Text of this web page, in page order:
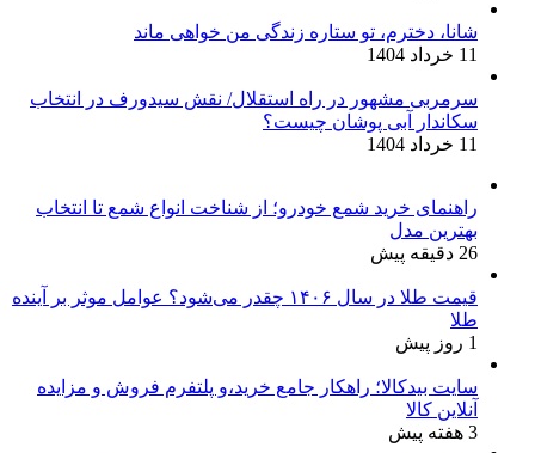
شانا، دخترم، تو ستاره زندگی من خواهی ماند
11 خرداد 1404
سرمربی مشهور در راه استقلال/ نقش سیدورف در انتخاب
سکاندار آبی پوشان چیست؟
11 خرداد 1404
راهنمای خرید شمع خودرو؛ از شناخت انواع شمع تا انتخاب
بهترین مدل
26 دقیقه پیش
قیمت طلا در سال ۱۴۰۶ چقدر می‌شود؟ عوامل موثر بر آینده
طلا
1 روز پیش
سایت بیدکالا؛ راهکار جامع خرید،و پلتفرم فروش و مزایده
آنلاین کالا
3 هفته پیش